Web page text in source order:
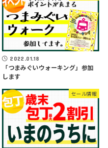
2022.01.18
「つまみぐいウォーキング」参加
します
セール情報